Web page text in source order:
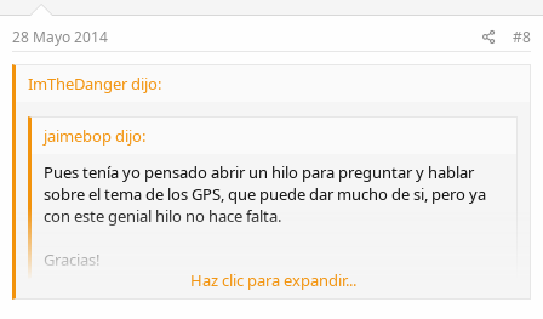
28 Mayo 2014 #8
ImTheDanger dijo:
jaimebop dijo:
Pues tenía yo pensado abrir un hilo para preguntar y hablar
sobre el tema de los GPS, que puede dar mucho de si, pero ya
con este genial hilo no hace falta.
Gracias!
Haz clic para expandir...